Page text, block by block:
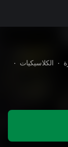
• الكلاسيكيات
•